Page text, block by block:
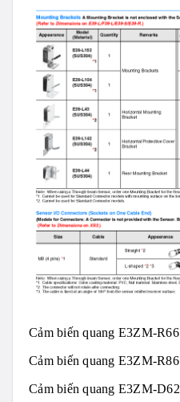
Cảm biến quang E3ZM-R66
Cảm biến quang E3ZM-R86
Cảm biến quang E3ZM-D62